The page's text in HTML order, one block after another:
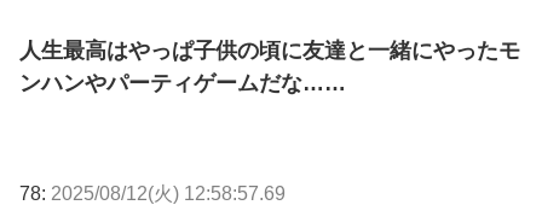
人生最高はやっぱ子供の頃に友達と一緒にやったモ
ンハンやパーティゲームだな……
78: 2025/08/12(火) 12:58:57.69